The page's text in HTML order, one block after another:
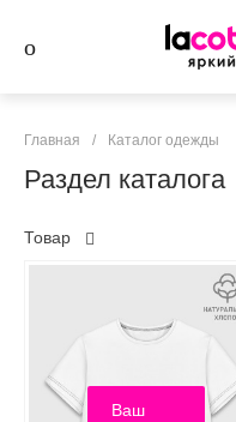
Главная / Каталог одежды
Раздел каталога
Товар
Ваш